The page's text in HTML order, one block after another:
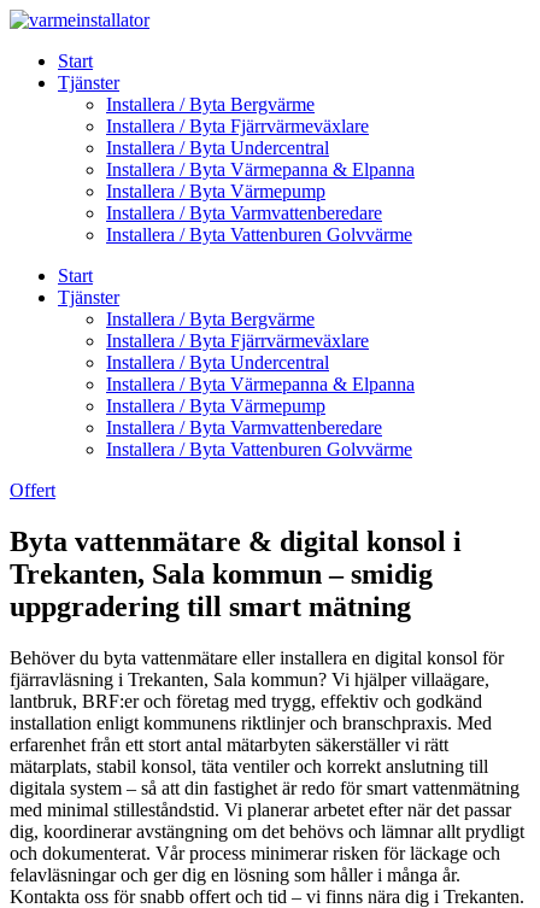
Skip
contentStart
Tjänster
Installera / Byta Bergvärme
Installera / Byta Fjärrvärmeväxlare
Installera / Byta Undercentral
Installera / Byta Värmepanna & Elpanna
Installera / Byta Värmepump
Installera / Byta Varmvattenberedare
Installera / Byta Vattenburen Golvvärme
Start
Tjänster
Installera / Byta Bergvärme
Installera / Byta Fjärrvärmeväxlare
Installera / Byta Undercentral
Installera / Byta Värmepanna & Elpanna
Installera / Byta Värmepump
Installera / Byta Varmvattenberedare
Installera / Byta Vattenburen Golvvärme
Offert
Byta vattenmätare & digital konsol i
Trekanten, Sala kommun – smidig
uppgradering till smart mätning
Behöver du byta vattenmätare eller installera en digital konsol för
fjärravläsning i Trekanten, Sala kommun? Vi hjälper villaägare,
lantbruk, BRF:er och företag med trygg, effektiv och godkänd
installation enligt kommunens riktlinjer och branschpraxis. Med
erfarenhet från ett stort antal mätarbyten säkerställer vi rätt
mätarplats, stabil konsol, täta ventiler och korrekt anslutning till
digitala system – så att din fastighet är redo för smart vattenmätning
med minimal stilleståndstid. Vi planerar arbetet efter när det passar
dig, koordinerar avstängning om det behövs och lämnar allt prydligt
och dokumenterat. Vår process minimerar risken för läckage och
felavläsningar och ger dig en lösning som håller i många år.
Kontakta oss för snabb offert och tid – vi finns nära dig i Trekanten.